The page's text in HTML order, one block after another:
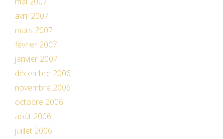
avril 2007
mars 2007
février 2007
janvier 2007
décembre 2006
novembre 2006
octobre 2006
août 2006
juillet 2006